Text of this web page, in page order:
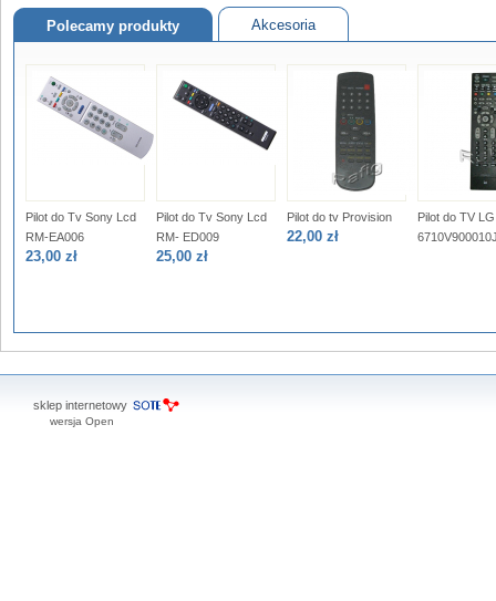
Polecamy produkty Akcesoria
Pilot do Tv Sony Lcd
RM-EA006
23,00 zł
Pilot do Tv Sony Lcd
RM- ED009
25,00 zł
Pilot do tv Provision
22,00 zł
Pilot do TV LG
sklep internetowy
wersja Open